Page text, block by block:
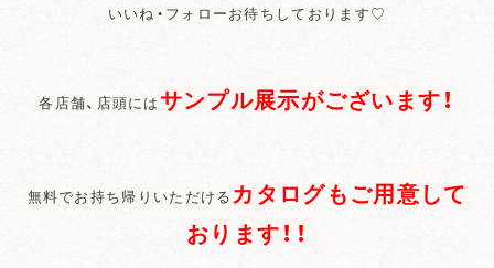
いいね・フォローお待ちしております♡
各店舗、店頭にはサンプル展示がございます！
無料でお持ち帰りいただける カタログもご用意して
おります！！